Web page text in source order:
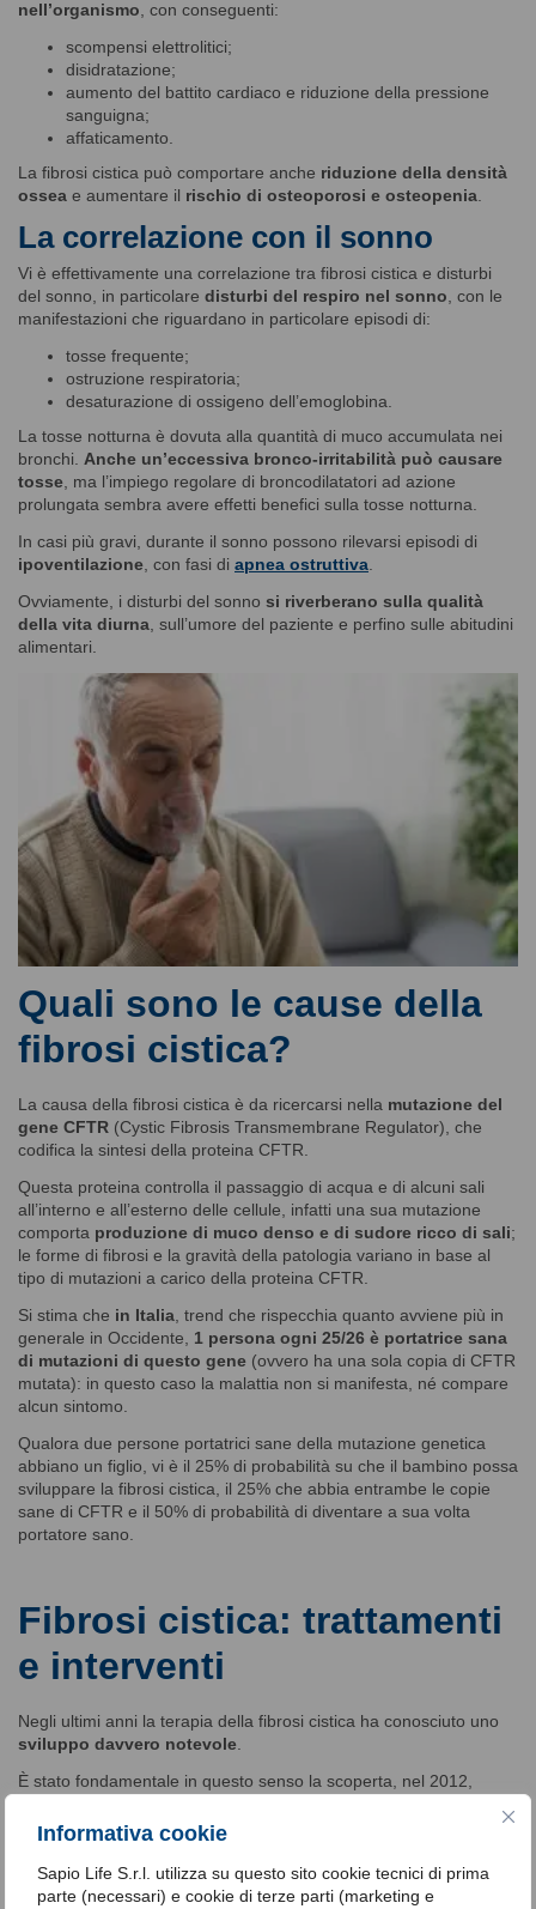
Informativa cookie
Sapio Life S.r.l. utilizza su questo sito cookie tecnici di prima
parte (necessari) e cookie di terze parti (marketing e
nell’organismo , con conseguenti:
scompensi elettrolitici;
disidratazione;
aumento del battito cardiaco e riduzione della pressione
sanguigna;
affaticamento.
La fibrosi cistica può comportare anche riduzione della densità
ossea e aumentare il rischio di osteoporosi e osteopenia
La correlazione con il sonno
Vi è effettivamente una correlazione tra fibrosi cistica e disturbi
del sonno, in particolare disturbi del respiro nel sonno , con le
manifestazioni che riguardano in particolare episodi di:
tosse frequente;
ostruzione respiratoria;
desaturazione di ossigeno dell’emoglobina.
La tosse notturna è dovuta alla quantità di muco accumulata nei
bronchi. Anche un’eccessiva bronco-irritabilità può causare
tosse , ma l’impiego regolare di broncodilatatori ad azione
prolungata sembra avere effetti benefici sulla tosse notturna.
In casi più gravi, durante il sonno possono rilevarsi episodi di
ipoventilazione , con fasi di apnea ostruttiva
Ovviamente, i disturbi del sonno si riverberano sulla qualità
della vita diurna , sull’umore del paziente e perfino sulle abitudini
alimentari.
Quali sono le cause della
fibrosi cistica?
La causa della fibrosi cistica è da ricercarsi nella mutazione del
gene CFTR (Cystic Fibrosis Transmembrane Regulator), che
codifica la sintesi della proteina CFTR.
Questa proteina controlla il passaggio di acqua e di alcuni sali
all’interno e all’esterno delle cellule, infatti una sua mutazione
comporta produzione di muco denso e di sudore ricco di sali;
le forme di fibrosi e la gravità della patologia variano in base al
tipo di mutazioni a carico della proteina CFTR.
Si stima che in Italia , trend che rispecchia quanto avviene più in
generale in Occidente, 1 persona ogni 25/26 è portatrice sana
di mutazioni di questo gene (ovvero ha una sola copia di CFTR
mutata): in questo caso la malattia non si manifesta, né compare
alcun sintomo.
Qualora due persone portatrici sane della mutazione genetica
abbiano un figlio, vi è il 25% di probabilità su che il bambino possa
sviluppare la fibrosi cistica, il 25% che abbia entrambe le copie
sane di CFTR e il 50% di probabilità di diventare a sua volta
portatore sano.
Fibrosi cistica: trattamenti
e interventi
Negli ultimi anni la terapia della fibrosi cistica ha conosciuto uno
sviluppo davvero notevole
È stato fondamentale in questo senso la scoperta, nel 2012,
funzionamento della proteina canale CFTR.
Da allora ha preso avvio l’epoca della
terapia personalizzata
volta a
correggere la funzionalità della proteina difettosa